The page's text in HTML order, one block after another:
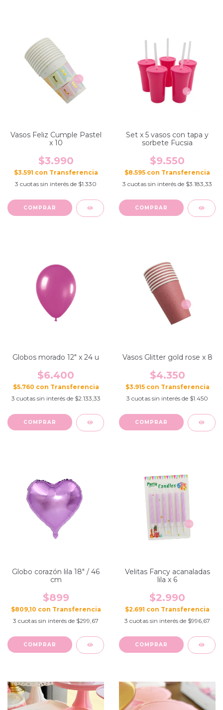
Vasos Feliz Cumple Pastel
x 10
$3.990
$3.591 con
3 cuotas sin interés de $1.330
Set x 5 vasos con tapa y
sorbete Fucsia
$9.550
$8.595 con
3 cuotas sin interés de $3.183,33
Globos morado 12" x 24 u
$6.400
$5.760 con
3 cuotas sin interés de $2.133,33
Vasos Glitter gold rose x 8
$4.350
$3.915 con
3 cuotas sin interés de $1.450
Globo corazón lila 18" / 46
cm
$899
$809,10 con
3 cuotas sin interés de $299,67
Velitas Fancy acanaladas
lila x 6
$2.990
$2.691 con
3 cuotas sin interés de $996,67